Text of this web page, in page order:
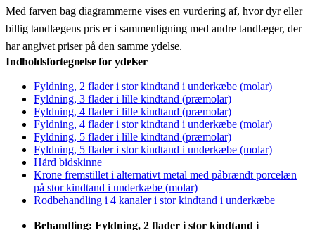
Med farven bag diagrammerne vises en vurdering af, hvor dyr eller
billig tandlægens pris er i sammenligning med andre tandlæger, der
har angivet priser på den samme ydelse.
Indholdsfortegnelse for ydelser
Fyldning, 2 flader i stor kindtand i underkæbe (molar)
Fyldning, 3 flader i lille kindtand (præmolar)
Fyldning, 4 flader i lille kindtand (præmolar)
Fyldning, 4 flader i stor kindtand i underkæbe (molar)
Fyldning, 5 flader i lille kindtand (præmolar)
Fyldning, 5 flader i stor kindtand i underkæbe (molar)
Hård bidskinne
Krone fremstillet i alternativt metal med påbrændt porcelæn
på stor kindtand i underkæbe (molar)
Rodbehandling i 4 kanaler i stor kindtand i underkæbe
Behandling: Fyldning, 2 flader i stor kindtand i